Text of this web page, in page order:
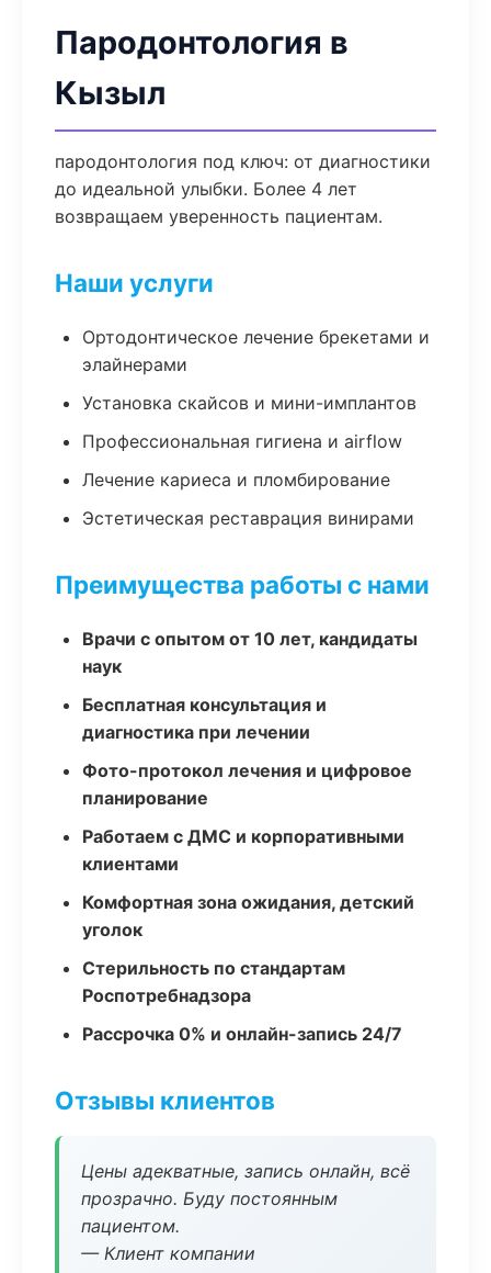
Пародонтология в
Кызыл
пародонтология под ключ: от диагностики
до идеальной улыбки. Более 4 лет
возвращаем уверенность пациентам.
Наши услуги
Ортодонтическое лечение брекетами и
элайнерами
Установка скайсов и мини-имплантов
Профессиональная гигиена и airflow
Лечение кариеса и пломбирование
Эстетическая реставрация винирами
Преимущества работы с нами
Врачи с опытом от 10 лет, кандидаты
наук
Бесплатная консультация и
диагностика при лечении
Фото-протокол лечения и цифровое
планирование
Работаем с ДМС и корпоративными
клиентами
Комфортная зона ожидания, детский
уголок
Стерильность по стандартам
Роспотребнадзора
Рассрочка 0% и онлайн-запись 24/7
Отзывы клиентов
Цены адекватные, запись онлайн, всё
прозрачно. Буду постоянным
пациентом.
— Клиент компании